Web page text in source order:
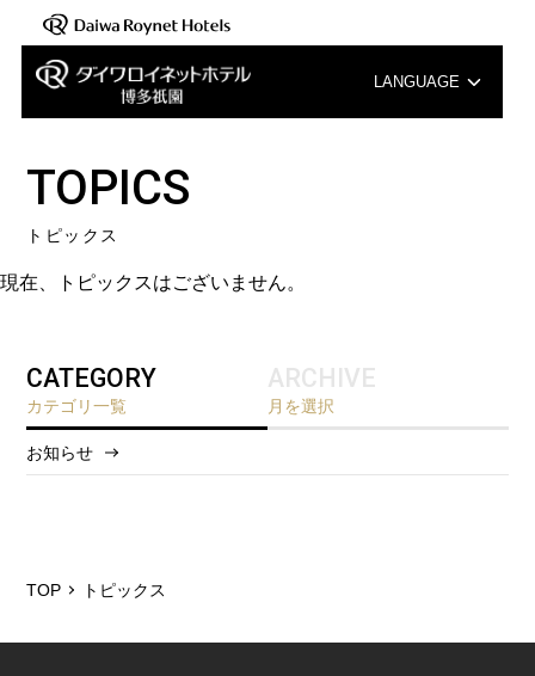
LANGUAGE
TOPICS
トピックス
現在、トピックスはございません。
CATEGORY
カテゴリ一覧
お知らせ
ARCHIVE
月を選択
2025/12
TOP トピックス